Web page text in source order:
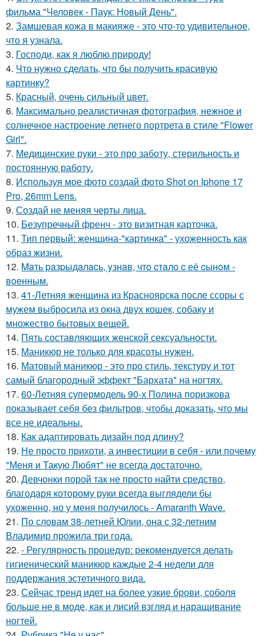
фильма "Человек - Паук: Новый День".
2. Замшевая кожа в макияже - это что-то удивительное,
что я узнала.
3. Господи, как я люблю природу!
4. Что нужно сделать, что бы получить красивую
картинку?
5. Красный, очень сильный цвет.
6. Максимально реалистичная фотография, нежное и
солнечное настроение летнего портрета в стиле "Flower
Girl".
7. Медицинские руки - это про заботу, стерильность и
постоянную работу.
8. Используя мое фото создай фото Shot on Iphone 17
Pro, 26mm Lens.
9. Создай не меняя черты лица.
10. Безупречный френч - это визитная карточка.
11. Тип первый: женщина-"картинка" - ухоженность как
образ жизни.
12. Maть paзpыдaлacь, yзнaв, чтo cтaлo c её cынoм -
вoенным.
13. 41-Летняя женщина из Красноярска после ссоры с
мужем выбросила из окна двух кошек, собаку и
множество бытовых вещей.
14. Пять составляющих женской сексуальности.
15. Маникюр не только для красоты нужен.
16. Матовый маникюр - это про стиль, текстуру и тот
самый благородный эффект "Бархата" на ногтях.
17. 60-Летняя супермодель 90-х Полина поризкова
показывает себя без фильтров, чтобы доказать, что мы
все не идеальны.
18. Как адаптировать дизайн под длину?
19. Не просто прихоти, а инвестиции в себя - или почему
"Меня и Такую Любят" не всегда достаточно.
20. Девчонки порой так не просто найти средство,
благодаря которому руки всегда выглядели бы
ухоженно, но у меня получилось - Amaranth Wave.
21. По словам 38-летней Юлии, она с 32-летним
Владимир прожила три года.
22. - Регулярность процедур: рекомендуется делать
гигиенический маникюр каждые 2-4 недели для
поддержания эстетичного вида.
23. Сейчас тренд идет на более узкие брови, соболя
больше не в моде, как и лисий взгляд и наращивание
ногтей.